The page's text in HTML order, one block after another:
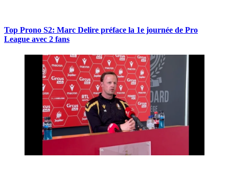
Top Prono S2: Marc Delire préface la 1e journée de Pro
League avec 2 fans